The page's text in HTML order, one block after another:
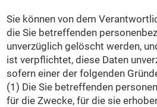
Sie können von dem
die Sie betreffenden
unverzüglich gelöscht werden,
ist verpflichtet, diese Daten
sofern einer der folgenden
(1) Die Sie betreffenden
für die Zwecke, für die sie